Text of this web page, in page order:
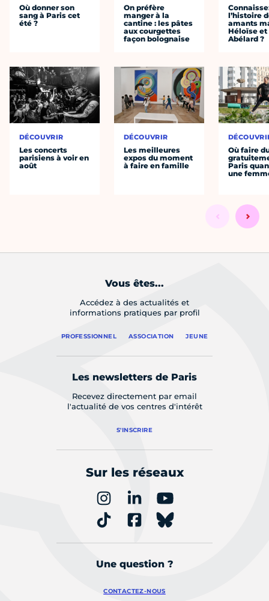
Où donner son
sang à Paris cet
été ?
DÉCOUVRIR
Les concerts
parisiens à voir en
août
On préfère
manger à la
cantine : les pâtes
aux courgettes
façon bolognaise
DÉCOUVRIR
Les meilleures
expos du moment
à faire en famille
l’histoire
amants
Héloïse et
Abélard ?
Où faire
Paris
une
Vous êtes...
Accédez à des actualités et
informations pratiques par profil
PROFESSIONNEL ASSOCIATION JEUNE
Les newsletters de Paris
Recevez directement par email
l'actualité de vos centres d'intérêt
S'INSCRIRE
Sur les réseaux
Une question ?
CONTACTEZ-NOUS